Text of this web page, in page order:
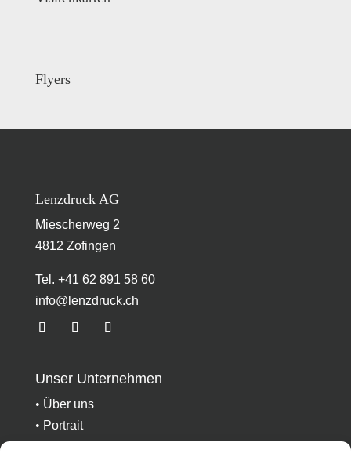
Flyers
Lenzdruck AG
Miescherweg 2
4812 Zofingen
Tel. +41 62 891 58 60
info@lenzdruck.ch
Unser Unternehmen
• Über uns
• Portrait